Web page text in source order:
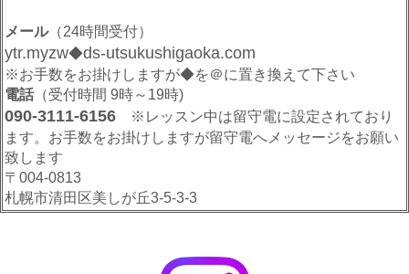
メール（24時間受付）
ytr.myzw◆ds-utsukushigaoka.com
※お手数をお掛けしますが◆を＠に置き換えて下さい
電話（受付時間 9時～19時)
090-3111-6156 ※レッスン中は留守電に設定されており
ます。お手数をお掛けしますが留守電へメッセージをお願い
致します
〒004-0813
札幌市清田区美しが丘3-5-3-3